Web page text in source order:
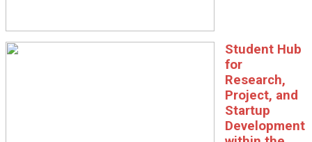
Student Hub
for
Research,
Project, and
Startup
Development